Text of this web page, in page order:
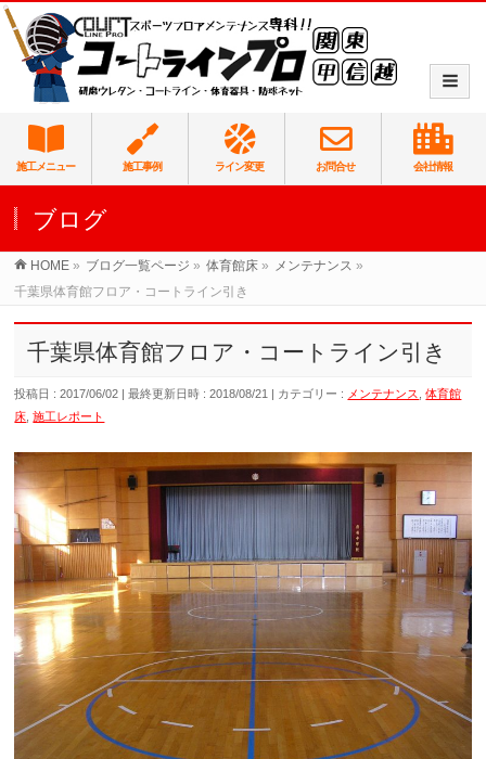
施工メニュー 施工事例 ライン変更 お問合せ 会社情報
ブログ
HOME » ブログ一覧ページ » 体育館床 » メンテナンス »
千葉県体育館フロア・コートライン引き
千葉県体育館フロア・コートライン引き
投稿日 : 2017/06/02 最終更新日時 : 2018/08/21 カテゴリー : メンテナンス ,体育館
床 ,施工レポート